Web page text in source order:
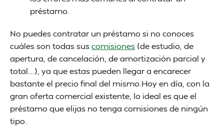
préstamo.
No puedes contratar un préstamo si no conoces
cuáles son todas suscomisiones (de estudio, de
apertura, de cancelación, de amortización parcial y
total…), ya que estas pueden llegar a encarecer
bastante el precio final del mismo.Hoy en día, con la
gran oferta comercial existente, lo ideal es que el
préstamo que elijas no tenga comisiones de ningún
tipo.